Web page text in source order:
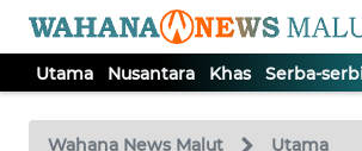
Utama Nusantara Khas Serba-
Wahana News Malut Utama
TV
Tutup